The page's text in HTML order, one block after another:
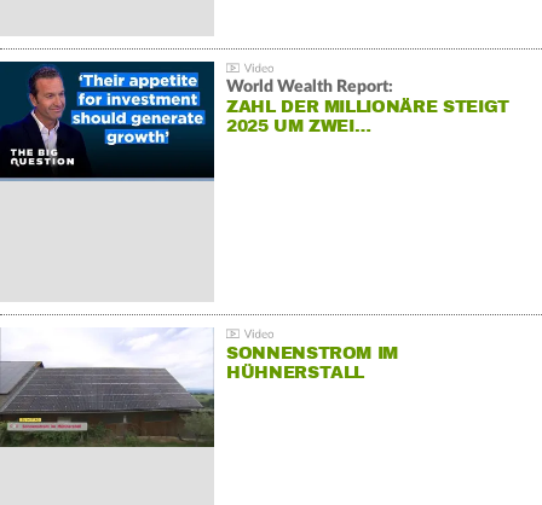
World Wealth Report:
ZAHL DER MILLIONÄRE STEIGT
2025 UM ZWEI…
SONNENSTROM IM
HÜHNERSTALL